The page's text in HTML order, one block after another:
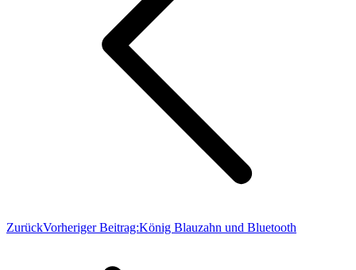
ZurückVorheriger Beitrag:König Blauzahn und Bluetooth